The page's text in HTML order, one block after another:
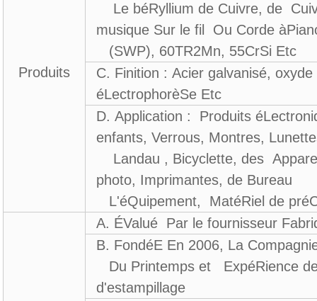
Produits
Le béRyllium de Cuivre, de
musique Sur le fil Ou Corde
(SWP), 60TR2Mn, 55CrSi Etc
C. Finition : Acier galvanisé,
éLectrophorèSe Etc
D. Application : Produits
enfants, Verrous, Montres,
Landau , Bicyclette, des
photo, Imprimantes, de Bureau
L'éQuipement, MatéRiel de
A. ÉValué Par le fournisseur
B. FondéE En 2006, La
Du Printemps et ExpéRience
d'estampillage